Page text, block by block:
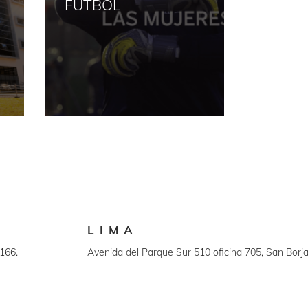
FÚTBOL
LIMA
Avenida del Parque Sur 510 oficina 705, San